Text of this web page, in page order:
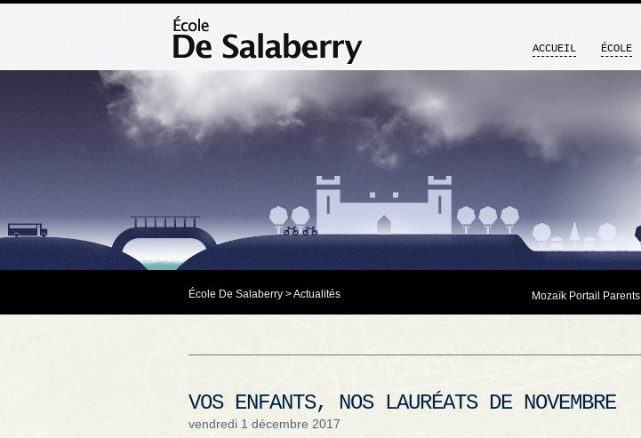
ACCUEIL ÉCOLE
École De Salaberry >Actualités Mozaïk Portail Parents
VOS ENFANTS, NOS LAURÉATS DE NOVEMBRE
vendredi 1 décembre 2017